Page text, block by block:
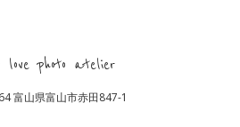
love photo atelier
富山県富山市赤田847-1